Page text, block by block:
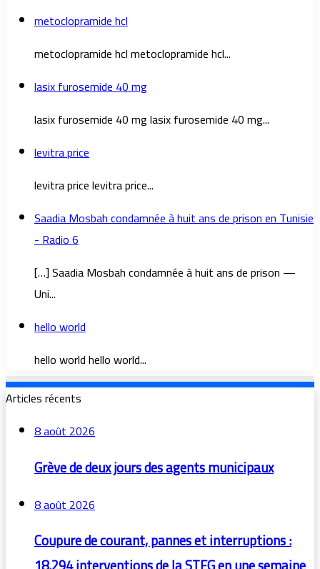
metoclopramide hcl
metoclopramide hcl metoclopramide hcl...
lasix furosemide 40 mg
lasix furosemide 40 mg lasix furosemide 40 mg...
levitra price
levitra price levitra price...
Saadia Mosbah condamnée à huit ans de prison en Tunisie
- Radio 6
[…] Saadia Mosbah condamnée à huit ans de prison —
Uni...
hello world
hello world hello world...
Articles récents
8 août 2026
Grève de deux jours des agents municipaux
8 août 2026
Coupure de courant, pannes et interruptions :